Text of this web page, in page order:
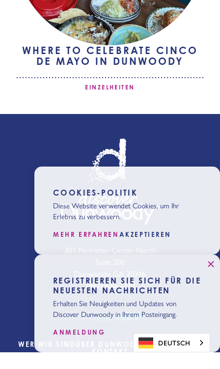
WHERE TO CELEBRATE CINCO
DE MAYO IN DUNWOODY
EINZELHEITEN
301 Perimeter Center North
(877) 630-2270
WER WIR SIND ÜBER DUNWOODYBLOGMEDIEN
COOKIES-POLITIK
Diese Website verwendet Cookies, um Ihr
Erlebnis zu verbessern.
MEHR ERFAHREN AKZEPTIEREN
REGISTRIEREN SIE SICH FÜR DIE
NEUESTEN NACHRICHTEN
Erhalten Sie Neuigkeiten und Updates von
Discover Dunwoody in Ihrem Posteingang.
ANMELDUNG
DEUTSCH